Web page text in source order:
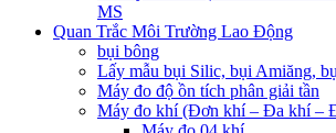
MS
Quan Trắc Môi Trường Lao Động
bụi bông
Lấy mẫu bụi Silic, bụi Amiăng,
Máy đo độ ồn tích phân giải tần
Máy đo khí (Đơn khí – Đa khí –